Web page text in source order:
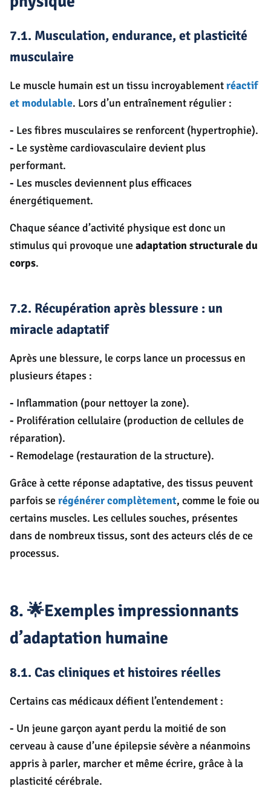
7.1. Musculation, endurance, et plasticité
musculaire
Le muscle humain est un tissu incroyablementréactif
et modulable. Lors d’un entraînement régulier :
- Les fibres musculaires se renforcent (hypertrophie).
- Le système cardiovasculaire devient plus
performant.
- Les muscles deviennent plus efficaces
énergétiquement.
Chaque séance d’activité physique est donc un
stimulus qui provoque uneadaptation structurale du
corps.
7.2. Récupération après blessure : un
miracle adaptatif
Après une blessure, le corps lance un processus en
plusieurs étapes :
- Inflammation (pour nettoyer la zone).
- Prolifération cellulaire (production de cellules de
réparation).
- Remodelage (restauration de la structure).
Grâce à cette réponse adaptative, des tissus peuvent
parfois serégénérer complètement, comme le foie ou
certains muscles. Les cellules souches, présentes
dans de nombreux tissus, sont des acteurs clés de ce
processus.
8. 🌟Exemples impressionnants
d’adaptation humaine
8.1. Cas cliniques et histoires réelles
Certains cas médicaux défient l’entendement :
- Un jeune garçon ayant perdu la moitié de son
cerveau à cause d’une épilepsie sévère a néanmoins
appris à parler, marcher et même écrire, grâce à la
plasticité cérébrale.